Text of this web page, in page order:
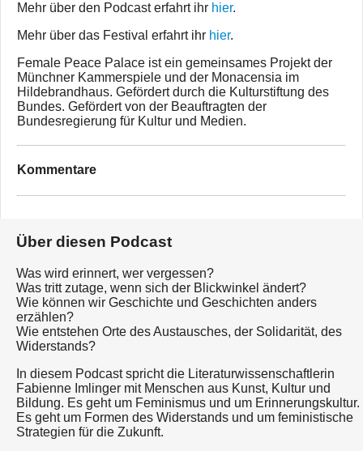
Mehr über den Podcast erfahrt ihr hier.
Mehr über das Festival erfahrt ihr hier.
Female Peace Palace ist ein gemeinsames Projekt der
Münchner Kammerspiele und der Monacensia im
Hildebrandhaus. Gefördert durch die Kulturstiftung des
Bundes. Gefördert von der Beauftragten der
Bundesregierung für Kultur und Medien.
Kommentare
Über diesen Podcast
Was wird erinnert, wer vergessen?
Was tritt zutage, wenn sich der Blickwinkel ändert?
Wie können wir Geschichte und Geschichten anders
erzählen?
Wie entstehen Orte des Austausches, der Solidarität, des
Widerstands?
In diesem Podcast spricht die Literaturwissenschaftlerin
Fabienne Imlinger mit Menschen aus Kunst, Kultur und
Bildung. Es geht um Feminismus und um Erinnerungskultur.
Es geht um Formen des Widerstands und um feministische
Strategien für die Zukunft.